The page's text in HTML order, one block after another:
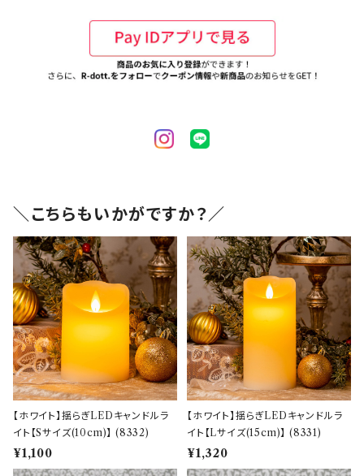
＼こちらもいかがですか？／
【ホワイト】揺らぎLEDキャンドルラ
イト【Sサイズ(10cm)】 (8332)
¥1,100
【ホワイト】揺らぎLEDキャンドルラ
イト【Lサイズ(15cm)】 (8331)
¥1,320